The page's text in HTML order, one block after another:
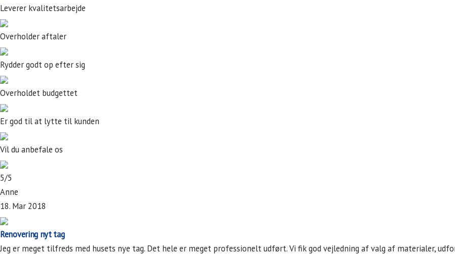
Leverer kvalitetsarbejde
Overholder aftaler
Rydder godt op efter sig
Overholdet budgettet
Er god til at lytte til kunden
Vil du anbefale os
5/5
Anne
18. Mar 2018
Renovering nyt tag
Jeg er meget tilfreds med husets nye tag. Det hele er meget professionelt udført. Vi fik god vejledning af valg af materialer,